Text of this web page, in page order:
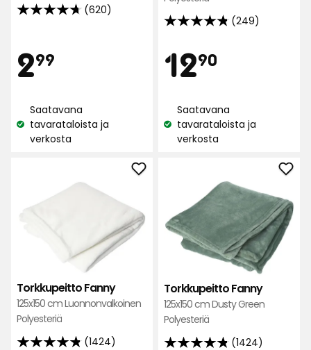
(620)
4.7
5:stä,
620
Hinta
299
€
Katso
saatavuus:
Saatavana
tavarataloista ja
verkosta
(249)
4.8
5:stä,
249
perusteella
1290
€
Katso
saatavuus:
Saatavana
tavarataloista ja
verkosta
Torkkupeitto Fanny
125x150 cm Luonnonvalkoinen
Polyesteriä
(1424)
Lisää
Torkkupeitto
Fanny
suosikkeihin
Torkkupeitto Fanny
125x150 cm Dusty Green
Polyesteriä
(1424)